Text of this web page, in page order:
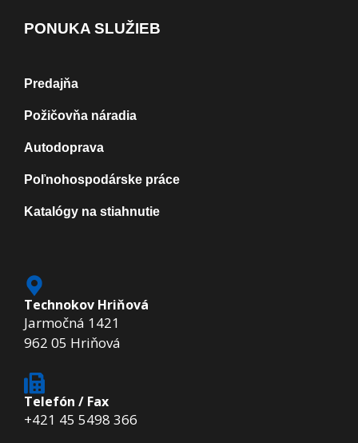
PONUKA SLUŽIEB
Predajňa
Požičovňa náradia
Autodoprava
Poľnohospodárske práce
Katalógy na stiahnutie
Technokov Hriňová
Jarmočná 1421
962 05 Hriňová
Telefón / Fax
+421 45 5498 366